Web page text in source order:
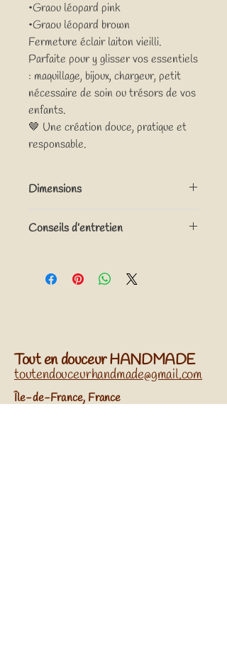
•Graou léopard pink
•Graou léopard brown
Fermeture éclair laiton vieilli.
Parfaite pour y glisser vos essentiels
: maquillage, bijoux, chargeur, petit
nécessaire de soin ou trésors de vos
enfants.
🤎 Une création douce, pratique et
responsable.
Dimensions
( hauteur x longueur x largeur)
Conseils d’entretien
délicat, ne pas mettre sèche-linge, ne pas
repasser.
Tout en douceur HANDMADE
toutendouceurhandmade@gmail.com
​Île-de-France, France